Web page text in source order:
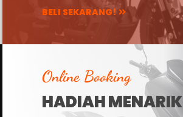
BELI SEKARANG!
Online Booking
HADIAH MENARIK